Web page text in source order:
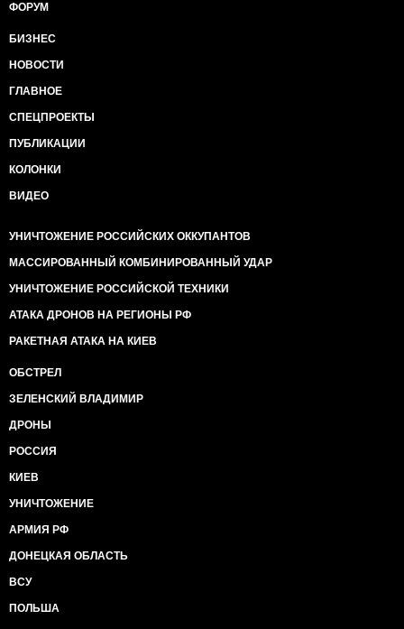
ФОРУМ
БИЗНЕС
НОВОСТИ
ГЛАВНОЕ
СПЕЦПРОЕКТЫ
ПУБЛИКАЦИИ
КОЛОНКИ
ВИДЕО
УНИЧТОЖЕНИЕ РОССИЙСКИХ ОККУПАНТОВ
МАССИРОВАННЫЙ КОМБИНИРОВАННЫЙ УДАР
УНИЧТОЖЕНИЕ РОССИЙСКОЙ ТЕХНИКИ
АТАКА ДРОНОВ НА РЕГИОНЫ РФ
РАКЕТНАЯ АТАКА НА КИЕВ
ОБСТРЕЛ
ЗЕЛЕНСКИЙ ВЛАДИМИР
ДРОНЫ
РОССИЯ
КИЕВ
УНИЧТОЖЕНИЕ
АРМИЯ РФ
ДОНЕЦКАЯ ОБЛАСТЬ
ВСУ
ПОЛЬША